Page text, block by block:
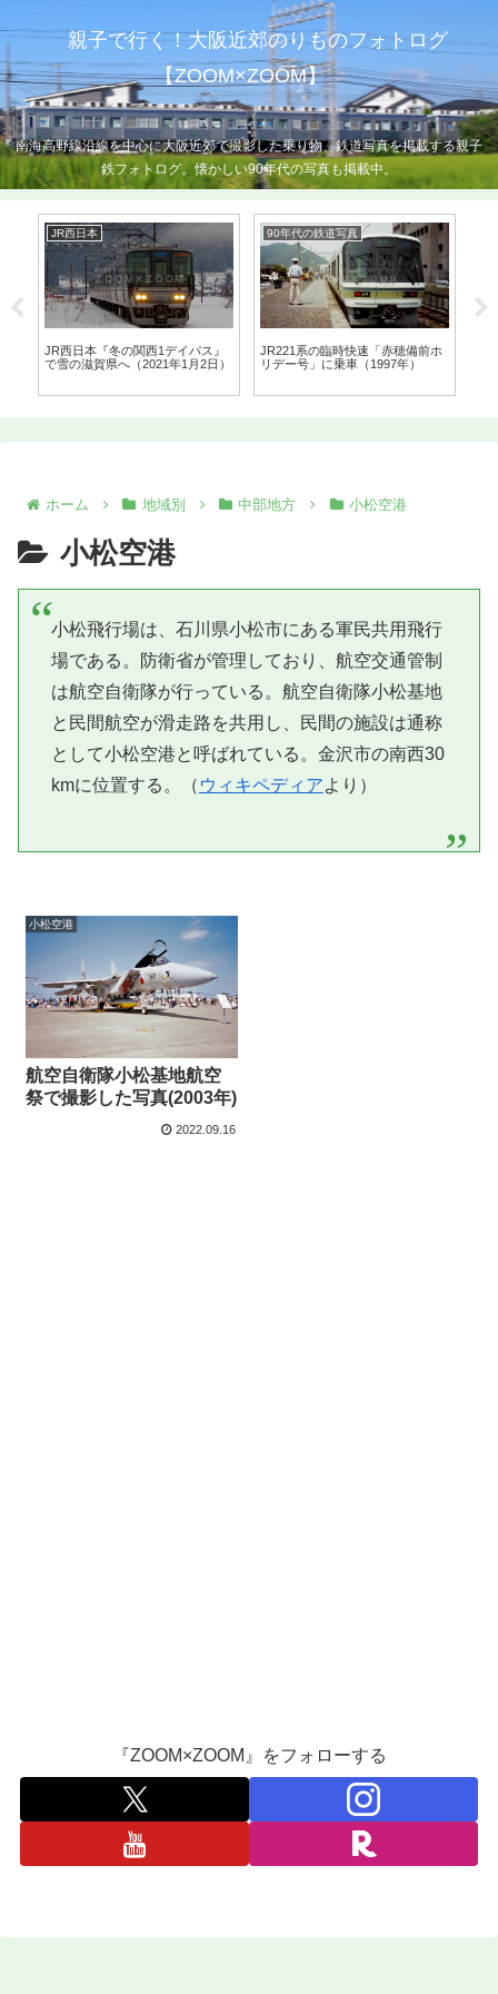
親子で行く！大阪近郊のりものフォトログ
【ZOOM×ZOOM】
南海高野線沿線を中心に大阪近郊で撮影した乗り物、鉄道写真を掲載する親子
鉄フォトログ。懐かしい90年代の写真も掲載中。
JR西日本
JR西日本『冬の関西1デイパス』
で雪の滋賀県へ（2021年1月2日）
90年代の鉄道写真
JR221系の臨時快速「赤穂備前ホ
リデー号」に乗車（1997年）
ホーム 地域別 中部地方 小松空港
小松空港
小松飛行場は、石川県小松市にある軍民共用飛行
場である。防衛省が管理しており、航空交通管制
は航空自衛隊が行っている。航空自衛隊小松基地
と民間航空が滑走路を共用し、民間の施設は通称
として小松空港と呼ばれている。金沢市の南西30
kmに位置する。（ ウィキペディアより）
小松空港
航空自衛隊小松基地航空
祭で撮影した写真(2003年)
2022.09.16
『ZOOM×ZOOM』をフォローする